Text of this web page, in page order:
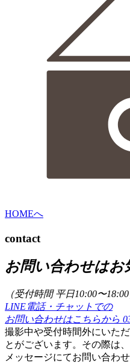
HOMEへ
contact
お問い合わせはお
（受付時間 平日10:00〜18:00
LINE電話・チャットでの
お問い合わせはこちらから
撮影中や受付時間外にいた
とがございます。その際は
メッセージにてお問い合わ